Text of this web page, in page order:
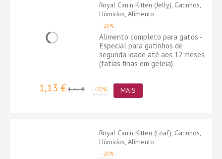
Royal Canin Kitten (Jelly), Gatinhos,
Húmidos, Alimento
-20%
Alimento completo para gatos -
Especial para gatinhos de
segunda idade até aos 12 meses
(fatias finas em geleia)
1,13 € 1,41 € -20% MAIS
Royal Canin Kitten (Loaf), Gatinhos,
Húmidos, Alimento
-20%